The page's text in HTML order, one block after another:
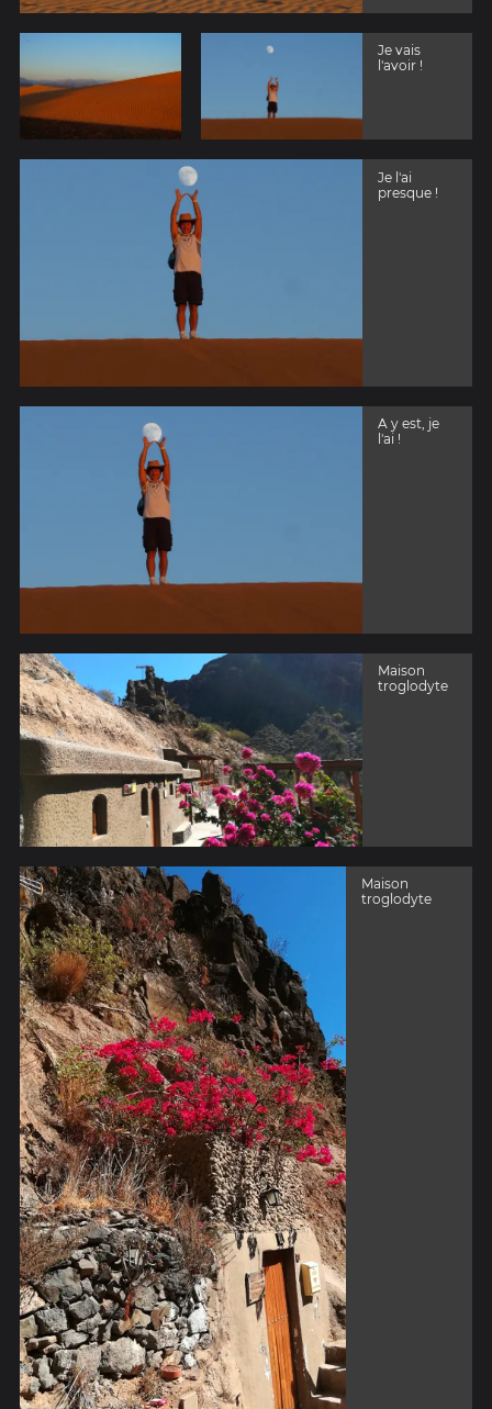
Je vais
l'avoir !
Je l'ai
presque !
A y est, je
l'ai !
Maison
troglodyte
Maison
troglodyte